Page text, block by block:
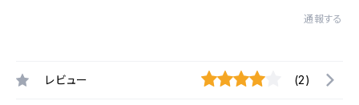
通報する
レビュー (2)